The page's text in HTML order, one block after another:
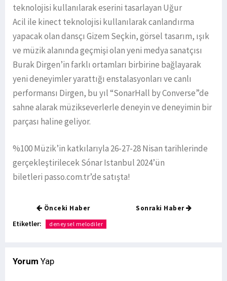
teknolojisi kullanılarak eserini tasarlayan Uğur
Acil ile kinect teknolojisi kullanılarak canlandırma
yapacak olan dansçı Gizem Seçkin, görsel tasarım, ışık
ve müzik alanında geçmişi olan yeni medya sanatçısı
Burak Dirgen’in farklı ortamları birbirine bağlayarak
yeni deneyimler yarattığı enstalasyonları ve canlı
performansı Dirgen, bu yıl “SonarHall by Converse”de
sahne alarak müzikseverlerle deneyin ve deneyimin bir
parçası haline geliyor.
%100 Müzik’in katkılarıyla 26-27-28 Nisan tarihlerinde
gerçekleştirilecek Sónar Istanbul 2024’ün
biletleri passo.com.tr’de satışta!
Önceki Haber Sonraki Haber
Etiketler: deneysel melodiler
Yorum Yap